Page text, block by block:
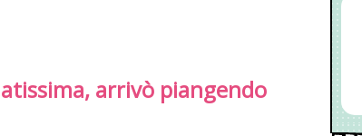
arrivò piangendo